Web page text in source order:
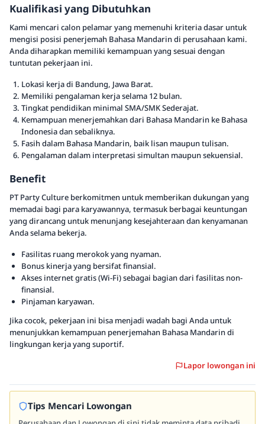
Kualifikasi yang Dibutuhkan
Kami mencari calon pelamar yang memenuhi kriteria dasar untuk
mengisi posisi penerjemah Bahasa Mandarin di perusahaan kami.
Anda diharapkan memiliki kemampuan yang sesuai dengan
tuntutan pekerjaan ini.
Lokasi kerja di Bandung, Jawa Barat.
Memiliki pengalaman kerja selama 12 bulan.
Tingkat pendidikan minimal SMA/SMK Sederajat.
Kemampuan menerjemahkan dari Bahasa Mandarin ke Bahasa
Indonesia dan sebaliknya.
Fasih dalam Bahasa Mandarin, baik lisan maupun tulisan.
Pengalaman dalam interpretasi simultan maupun sekuensial.
Benefit
PT Party Culture berkomitmen untuk memberikan dukungan yang
memadai bagi para karyawannya, termasuk berbagai keuntungan
yang dirancang untuk menunjang kesejahteraan dan kenyamanan
Anda selama bekerja.
Fasilitas ruang merokok yang nyaman.
Bonus kinerja yang bersifat finansial.
Akses internet gratis (Wi-Fi) sebagai bagian dari fasilitas non-
finansial.
Pinjaman karyawan.
Jika cocok, pekerjaan ini bisa menjadi wadah bagi Anda untuk
menunjukkan kemampuan penerjemahan Bahasa Mandarin di
lingkungan kerja yang suportif.
Lapor lowongan ini
Tips Mencari Lowongan